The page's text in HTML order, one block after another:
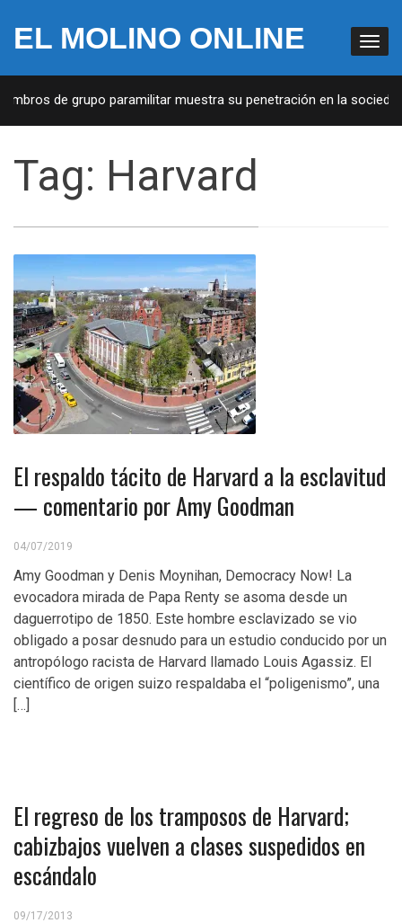
EL MOLINO ONLINE
de grupo paramilitar muestra su penetración en la sociedad
Tag: Harvard
El respaldo tácito de Harvard a la esclavitud
— comentario por Amy Goodman
04/07/2019
Amy Goodman y Denis Moynihan, Democracy Now! La
evocadora mirada de Papa Renty se asoma desde un
daguerrotipo de 1850. Este hombre esclavizado se vio
obligado a posar desnudo para un estudio conducido por un
antropólogo racista de Harvard llamado Louis Agassiz. El
científico de origen suizo respaldaba el “poligenismo”, una
[…]
El regreso de los tramposos de Harvard;
cabizbajos vuelven a clases suspedidos en
escándalo
09/17/2013